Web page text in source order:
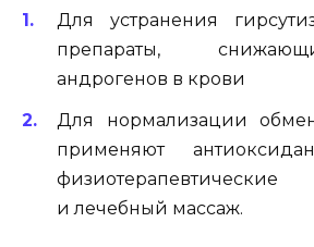
Для устранения
препараты,
андрогенов в крови
Для нормализации
применяют
и лечебный массаж.